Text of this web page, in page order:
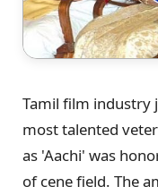
Tamil film industry
most talented
as 'Aachi' was
of cene field. The